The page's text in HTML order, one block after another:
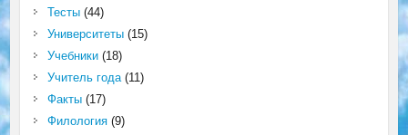
Тесты(44)
Университеты(15)
Учебники(18)
Учитель года(11)
Факты(17)
Филология(9)